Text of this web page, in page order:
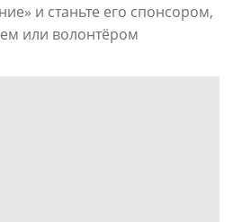
и станьте его спонсором,
или волонтёром